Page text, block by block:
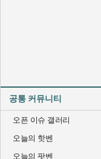
공통 커뮤니티
오픈 이슈 갤러리
오늘의 핫벤
오늘의 팟벤